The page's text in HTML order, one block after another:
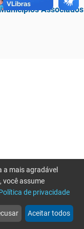
Associados
web
Notícias
more_horiz
Mais
a mais agradável
você assume
de privacidade
Aceitar todos
novamente